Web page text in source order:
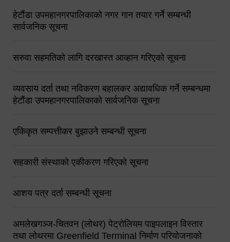
हेटौंडा उपमहानगरपालिकाको नगर गान तयार गर्ने सम्बन्धी
सार्वजनिक सूचना
सरुवा सहमतिको लागि दरखास्त आव्हान गरिएको सूचना
व्यवसाय दर्ता तथा नविकरण बहालकर अद्यावधिक गर्ने सम्बन्धमा
हेटौंडा उपमहानगरपालिकाको सार्वजनिक सूचना
एकिकृत सम्पत्तीकर बुझाउने सम्बन्धी सूचना
सहकारी संस्थाको एकीकरण गरिएको सूचना
आशय पत्र दर्ता सम्बन्धी सूचना
अमलेखगञ्ज-चितवन (लोथर) पेट्रोलियम पाइपलाइन विस्तार
तथा लोथरमा Greenfield Terminal निर्माण परियोजनाको